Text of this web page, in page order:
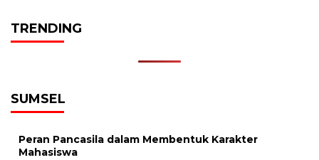
TRENDING
SUMSEL
Peran Pancasila dalam Membentuk Karakter
Mahasiswa